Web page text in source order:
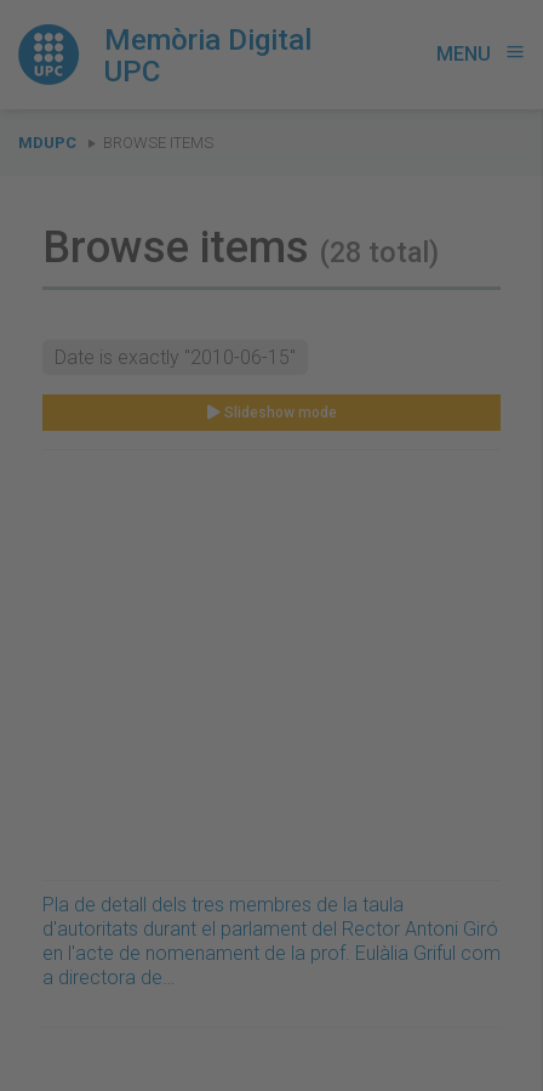
Memòria Digital
UPC
MENU menu
You
MDUPC BROWSE ITEMS
Browse items (28 total)
Date is exactly "2010-06-15"
Slideshow mode
Pla de detall dels tres membres de la taula
d'autoritats durant el parlament del Rector Antoni Giró
en l'acte de nomenament de la prof. Eulàlia Griful com
a directora de…